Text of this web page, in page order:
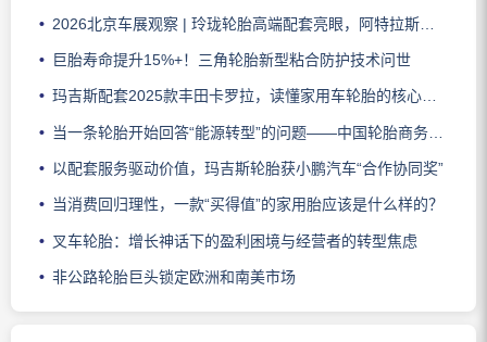
2026北京车展观察 | 玲珑轮胎高端配套亮眼，阿特拉斯助力智界V9领跑豪华MPV市场
巨胎寿命提升15%+！三角轮胎新型粘合防护技术问世
玛吉斯配套2025款丰田卡罗拉，读懂家用车轮胎的核心密码
当一条轮胎开始回答“能源转型”的问题——中国轮胎商务网解读赛轮全新一代商用车轮胎发布
以配套服务驱动价值，玛吉斯轮胎获小鹏汽车“合作协同奖”
当消费回归理性，一款“买得值”的家用胎应该是什么样的？
叉车轮胎：增长神话下的盈利困境与经营者的转型焦虑
非公路轮胎巨头锁定欧洲和南美市场